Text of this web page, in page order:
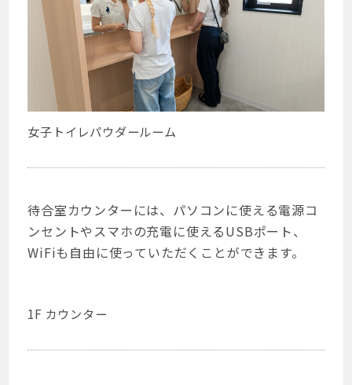
女子トイレパウダールーム
待合室カウンターには、パソコンに使える電源コ
ンセントやスマホの充電に使えるUSBポート、
WiFiも自由に使っていただくことができます。
1F カウンター